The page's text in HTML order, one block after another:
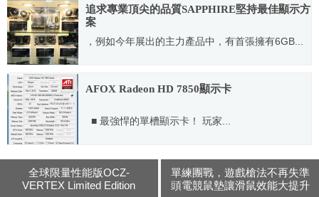
追求專業頂尖的品質SAPPHIRE堅持最佳顯示方
案
，例如今年展出的主力產品中，有首張擁有6GB...
2013.06.04
AFOX Radeon HD 7850顯示卡
■ 最強悍的單槽顯示卡！ 玩家...
全球限量性能版OCZ-
VERTEX Limited Edition
單練團戰，遊戲槍法不再失準
頭電競鼠墊讓滑鼠效能大提升